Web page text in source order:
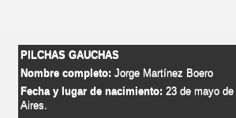
PILCHAS GAUCHAS
Nombre completo: Jorge Martínez Boero
Fecha y lugar de nacimiento: 23 de mayo
Aires.